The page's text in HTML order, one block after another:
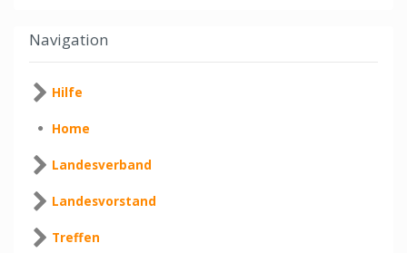
Navigation
Hilfe
Home
Landesverband
Landesvorstand
Treffen